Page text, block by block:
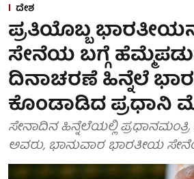
ದೇಶ
ಪ್ರತಿಯೊಬ್ಬ
ಸೇನೆಯ ಬಗ್ಗೆ
ದಿನಾಚರಣೆ ಹಿನ್ನೆಲೆ
ಕೊಂಡಾಡಿದ ಪ್ರಧಾನಿ
ಸೇನಾದಿನ ಹಿನ್ನೆಲೆಯಲ್ಲಿ
ಅವರು, ಭಾನುವಾರ ಭಾರತೀಯ